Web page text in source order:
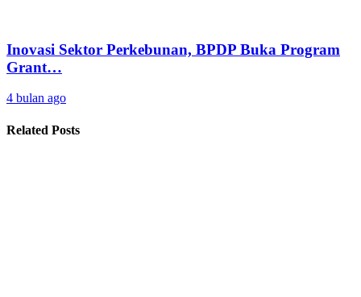
Inovasi Sektor Perkebunan, BPDP Buka Program
Grant…
4 bulan ago
Related Posts